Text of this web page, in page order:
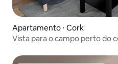
Apartamento ⋅ Cork
Vista para o campo perto do